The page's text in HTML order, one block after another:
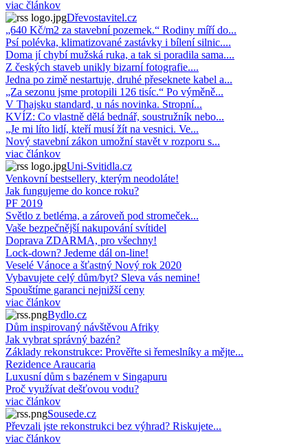
viac článkov
Dřevostavitel.cz
„640 Kč/m2 za stavební pozemek.“ Rodiny míří do...
Psí polévka, klimatizované zastávky i bílení silnic....
Doma jí chybí mužská ruka, a tak si poradila sama....
Z českých staveb unikly bizarní fotografie....
Jedna po zimě nestartuje, druhé přeseknete kabel a...
„Za sezonu jsme protopili 126 tisíc.“ Po výměně...
V Thajsku standard, u nás novinka. Stropní...
KVÍZ: Co vlastně dělá bednář, soustružník nebo...
„Je mi líto lidí, kteří musí žít na vesnici. Ve...
Nový stavební zákon umožní stavět v rozporu s...
viac článkov
Uni-Svitidla.cz
Venkovní bestsellery, kterým neodoláte!
Jak fungujeme do konce roku?
PF 2019
Světlo z betléma, a zároveň pod stromeček...
Vaše bezpečnější nakupování svítidel
Doprava ZDARMA, pro všechny!
Lock-down? Jedeme dál on-line!
Veselé Vánoce a šťastný Nový rok 2020
Vybavujete celý dům/byt? Sleva vás nemine!
Spouštíme garanci nejnižší ceny
viac článkov
Bydlo.cz
Dům inspirovaný návštěvou Afriky
Jak vybrat správný bazén?
Základy rekonstrukce: Prověřte si řemeslníky a mějte...
Rezidence Araucaria
Luxusní dům s bazénem v Singapuru
Proč využívat dešťovou vodu?
viac článkov
Sousede.cz
Převzali jste rekonstrukci bez výhrad? Riskujete...
viac článkov